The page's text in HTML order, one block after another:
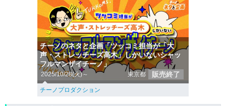
チーノのネタと企画「ツッコミ担当が「大
声・ストレッチーズ高木」しかいないシャッ
フルマンザイチーノ」
2025/10/28(火)～ 東京都 販売終了
チーノプロダクション